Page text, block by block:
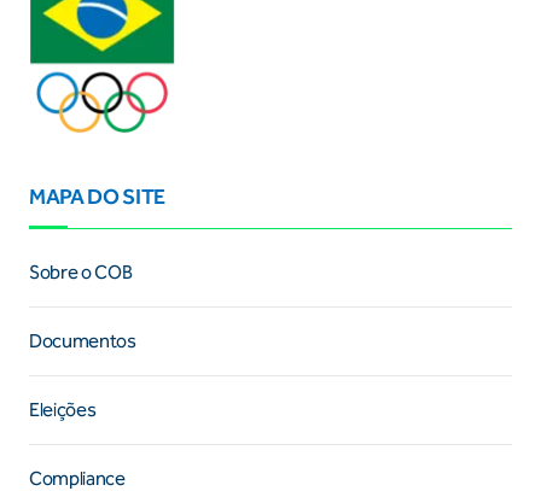
MAPA DO SITE
Sobre o COB
Documentos
Eleições
Compliance